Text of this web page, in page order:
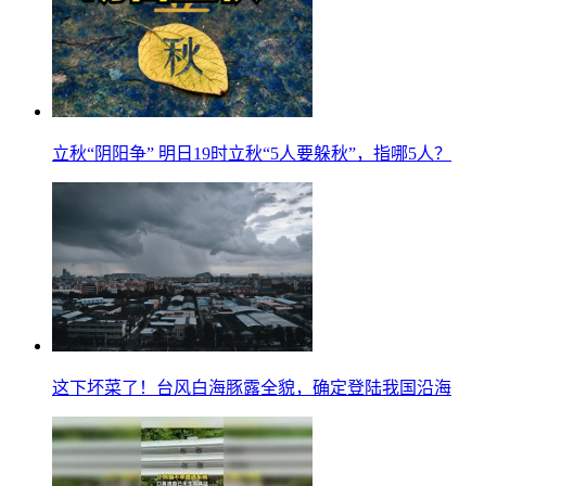
立秋“阴阳争” 明日19时立秋“5人要躲秋”，指哪5人？
这下坏菜了！台风白海豚露全貌，确定登陆我国沿海